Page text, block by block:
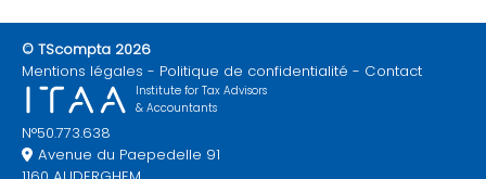
© TScompta 2026
Mentions légales
Politique de confidentialité Contact
Institute for Tax Advisors
& Accountants
N°50.773.638
Avenue du Paepedelle 91